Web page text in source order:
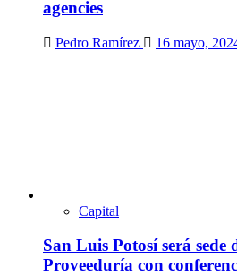
agencies
Pedro Ramírez 16 mayo,
Capital
San Luis Potosí será sede
Proveeduría con